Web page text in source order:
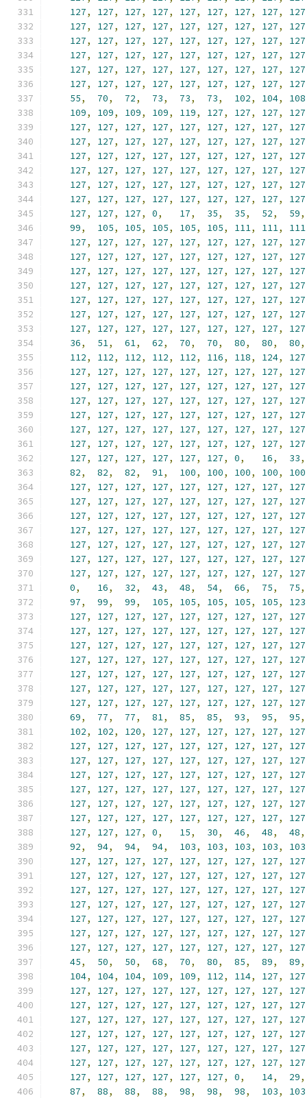
127, 127, 127, 127, 127, 127, 127, 127, 127
127, 127, 127, 127, 127, 127, 127, 127, 127
127, 127, 127, 127, 127, 127, 127, 127, 127
127, 127, 127, 127, 127, 127, 127, 127, 127
127, 127, 127, 127, 127, 127, 127, 127, 127
127, 127, 127, 127, 127, 127, 127, 127, 127
55, 70, 72, 73, 73, 73, 102, 104, 108
109, 109, 109, 109, 119, 127, 127, 127, 127
127, 127, 127, 127, 127, 127, 127, 127, 127
127, 127, 127, 127, 127, 127, 127, 127, 127
127, 127, 127, 127, 127, 127, 127, 127, 127
127, 127, 127, 127, 127, 127, 127, 127, 127
127, 127, 127, 127, 127, 127, 127, 127, 127
127, 127, 127, 127, 127, 127, 127, 127, 127
127, 127, 127, 0, 17, 35, 35, 52, 59,
99, 105, 105, 105, 105, 105, 111, 111, 111
127, 127, 127, 127, 127, 127, 127, 127, 127
127, 127, 127, 127, 127, 127, 127, 127, 127
127, 127, 127, 127, 127, 127, 127, 127, 127
127, 127, 127, 127, 127, 127, 127, 127, 127
127, 127, 127, 127, 127, 127, 127, 127, 127
127, 127, 127, 127, 127, 127, 127, 127, 127
127, 127, 127, 127, 127, 127, 127, 127, 127
36, 51, 61, 62, 70, 70, 80, 80, 80,
112, 112, 112, 112, 112, 116, 118, 124, 127
127, 127, 127, 127, 127, 127, 127, 127, 127
127, 127, 127, 127, 127, 127, 127, 127, 127
127, 127, 127, 127, 127, 127, 127, 127, 127
127, 127, 127, 127, 127, 127, 127, 127, 127
127, 127, 127, 127, 127, 127, 127, 127, 127
127, 127, 127, 127, 127, 127, 127, 127, 127
127, 127, 127, 127, 127, 127, 0, 16, 33,
82, 82, 82, 91, 100, 100, 100, 100, 100
127, 127, 127, 127, 127, 127, 127, 127, 127
127, 127, 127, 127, 127, 127, 127, 127, 127
127, 127, 127, 127, 127, 127, 127, 127, 127
127, 127, 127, 127, 127, 127, 127, 127, 127
127, 127, 127, 127, 127, 127, 127, 127, 127
127, 127, 127, 127, 127, 127, 127, 127, 127
127, 127, 127, 127, 127, 127, 127, 127, 127
0, 16, 32, 43, 48, 54, 66, 75, 75,
97, 99, 99, 105, 105, 105, 105, 105, 123
127, 127, 127, 127, 127, 127, 127, 127, 127
127, 127, 127, 127, 127, 127, 127, 127, 127
127, 127, 127, 127, 127, 127, 127, 127, 127
127, 127, 127, 127, 127, 127, 127, 127, 127
127, 127, 127, 127, 127, 127, 127, 127, 127
127, 127, 127, 127, 127, 127, 127, 127, 127
127, 127, 127, 127, 127, 127, 127, 127, 127
69, 77, 77, 81, 85, 85, 93, 95, 95,
102, 102, 120, 127, 127, 127, 127, 127, 127
127, 127, 127, 127, 127, 127, 127, 127, 127
127, 127, 127, 127, 127, 127, 127, 127, 127
127, 127, 127, 127, 127, 127, 127, 127, 127
127, 127, 127, 127, 127, 127, 127, 127, 127
127, 127, 127, 127, 127, 127, 127, 127, 127
127, 127, 127, 127, 127, 127, 127, 127, 127
127, 127, 127, 0, 15, 30, 46, 48, 48,
92, 94, 94, 94, 103, 103, 103, 103, 103
127, 127, 127, 127, 127, 127, 127, 127, 127
127, 127, 127, 127, 127, 127, 127, 127, 127
127, 127, 127, 127, 127, 127, 127, 127, 127
127, 127, 127, 127, 127, 127, 127, 127, 127
127, 127, 127, 127, 127, 127, 127, 127, 127
127, 127, 127, 127, 127, 127, 127, 127, 127
127, 127, 127, 127, 127, 127, 127, 127, 127
45, 50, 50, 68, 70, 80, 85, 89, 89,
104, 104, 104, 109, 109, 112, 114, 127, 127
127, 127, 127, 127, 127, 127, 127, 127, 127
127, 127, 127, 127, 127, 127, 127, 127, 127
127, 127, 127, 127, 127, 127, 127, 127, 127
127, 127, 127, 127, 127, 127, 127, 127, 127
127, 127, 127, 127, 127, 127, 127, 127, 127
127, 127, 127, 127, 127, 127, 127, 127, 127
127, 127, 127, 127, 127, 127, 0, 14, 29,
87, 88, 88, 88, 98, 98, 98, 103, 103